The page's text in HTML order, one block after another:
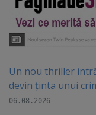
Un nou thriller
devin ținta unui
06.08.2026